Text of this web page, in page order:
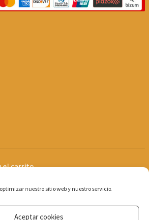
nuestro sitio web y nuestro servicio.
Aceptar cookies
el carrito.